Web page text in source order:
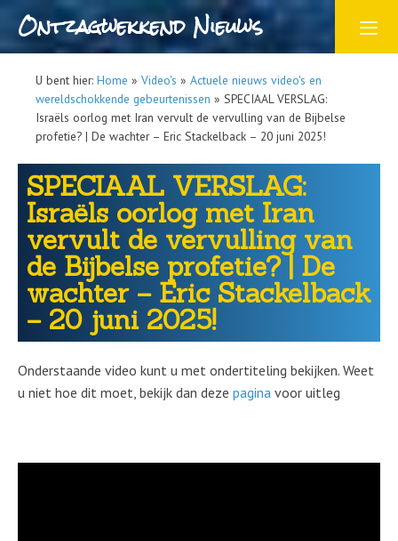
Ontzagwekkend Nieuws
U bent hier: Home » Video's » Actuele nieuws video's en
wereldschokkende gebeurtenissen » SPECIAAL VERSLAG:
Israëls oorlog met Iran vervult de vervulling van de Bijbelse
profetie? | De wachter – Eric Stackelback – 20 juni 2025!
SPECIAAL VERSLAG:
Israëls oorlog met Iran
vervult de vervulling van
de Bijbelse profetie? | De
wachter – Eric Stackelback
– 20 juni 2025!
Onderstaande video kunt u met ondertiteling bekijken. Weet
u niet hoe dit moet, bekijk dan deze pagina voor uitleg